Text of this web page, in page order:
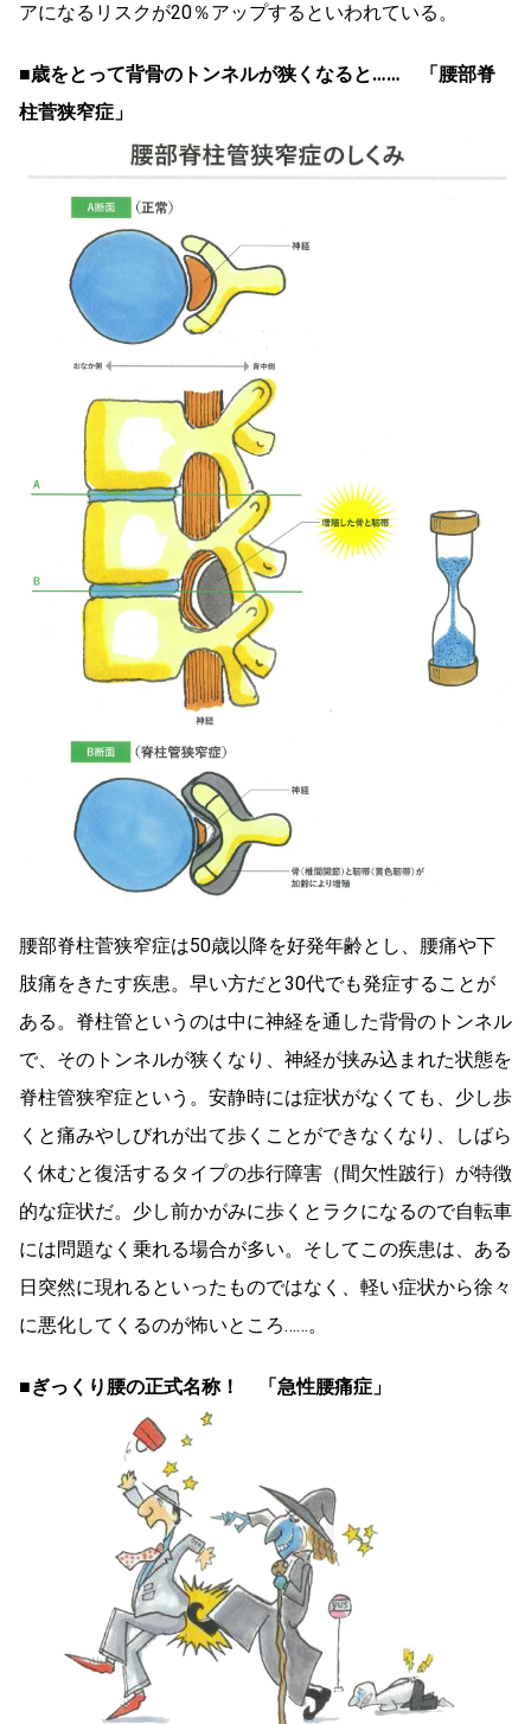
アになるリスクが20％アップするといわれている。
■歳をとって背骨のトンネルが狭くなると…… 「腰部脊
柱菅狭窄症」
腰部脊柱菅狭窄症は50歳以降を好発年齢とし、腰痛や下
肢痛をきたす疾患。早い方だと30代でも発症することが
ある。脊柱管というのは中に神経を通した背骨のトンネル
で、そのトンネルが狭くなり、神経が挟み込まれた状態を
脊柱管狭窄症という。安静時には症状がなくても、少し歩
くと痛みやしびれが出て歩くことができなくなり、しばら
く休むと復活するタイプの歩行障害（間欠性跛行）が特徴
的な症状だ。少し前かがみに歩くとラクになるので自転車
には問題なく乗れる場合が多い。そしてこの疾患は、ある
日突然に現れるといったものではなく、軽い症状から徐々
に悪化してくるのが怖いところ……。
■ぎっくり腰の正式名称！ 「急性腰痛症」